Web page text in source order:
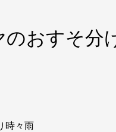
のおすそ分
時々雨